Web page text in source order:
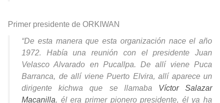
Primer presidente de ORKIWAN
“De esta manera que esta organización nace el año
1972. Había una reunión con el presidente Juan
Velasco Alvarado en Pucallpa. De allí viene Puca
Barranca, de allí viene Puerto Elvira, allí aparece un
dirigente kichwa que se llamaba Víctor Salazar
Macanilla, él era primer pionero presidente, él ya ha